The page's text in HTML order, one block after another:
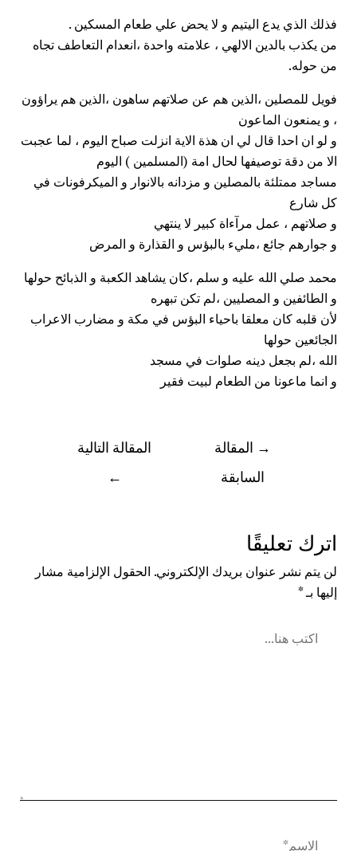
فذلك الذي يدع اليتيم و لا يحض علي طعام المسكين .
من يكذب بالدين الالهي ، علامته واحدة ،انعدام التعاطف تجاه
من حوله.
فويل للمصلين ،الذين هم عن صلاتهم ساهون ،الذين هم يراؤون
، و يمنعون الماعون
و لو ان احدا قال لي ان هذة الاية انزلت صباح اليوم ، لما عجبت
الا من دقة توصيفها لحال امة (المسلمين ) اليوم
مساجد ممتلئة بالمصلين و مزدانه بالانوار و الميكرفونات في
كل شارع
و صلاتهم ، عمل مرآءاة كبير لا ينتهي
و جوارهم جائع ،مليء بالبؤس و القذارة و المرض
محمد صلي الله عليه و سلم ،كان يشاهد الكعبة و الذبائح حولها
و الطائفين و المصليين ،لم تكن تبهره
لأن قلبه كان معلقا باحياء البؤس في مكة و مضارب الاعراب
الجائعين حولها
الله ،لم بجعل دينه صلوات في مسجد
و انما ماعونا من الطعام لبيت فقير
→ المقالة
السابقة
المقالة التالية
←
اترك تعليقًا
لن يتم نشر عنوان بريدك الإلكتروني. الحقول الإلزامية مشار
إليها بـ*